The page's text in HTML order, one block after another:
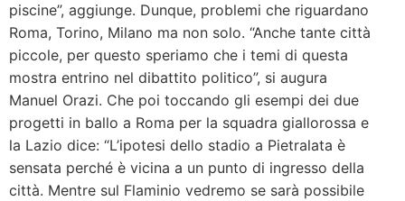
piscine”, aggiunge. Dunque, problemi che riguardano
Roma, Torino, Milano ma non solo. “Anche tante città
piccole, per questo speriamo che i temi di questa
mostra entrino nel dibattito politico”, si augura
Manuel Orazi. Che poi toccando gli esempi dei due
progetti in ballo a Roma per la squadra giallorossa e
la Lazio dice: “L’ipotesi dello stadio a Pietralata è
sensata perché è vicina a un punto di ingresso della
città. Mentre sul Flaminio vedremo se sarà possibile